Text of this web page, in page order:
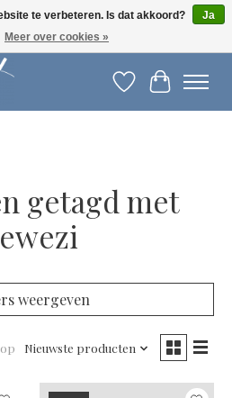
Verlanglijst
getagd met
weergeven
Nieuwste producten
te verbeteren. Is dat akkoord?
Ja
Meer over cookies »